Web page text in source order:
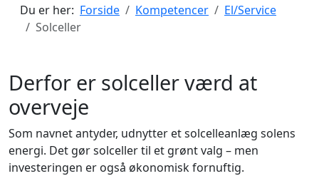
Du er her: Forside Kompetencer
El/Service
Solceller
Derfor er solceller værd at
overveje
Som navnet antyder, udnytter et solcelleanlæg solens
energi. Det gør solceller til et grønt valg – men
investeringen er også økonomisk fornuftig.